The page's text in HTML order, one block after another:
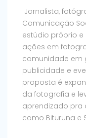
Jornalista,
Comunicação
estúdio próprio
ações em
comunidade em
publicidade e
proposta é
da fotografia e
aprendizado pra
como Bituruna e